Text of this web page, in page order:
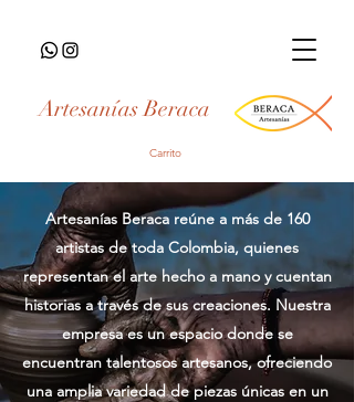
Carrito
Artesanías Beraca
Artesanías Beraca reúne a más de 160
artistas de toda Colombia, quienes
representan el arte hecho a mano y cuentan
historias a través de sus creaciones. Nuestra
empresa es un espacio donde se
encuentran talentosos artesanos, ofreciendo
una amplia variedad de piezas únicas en un